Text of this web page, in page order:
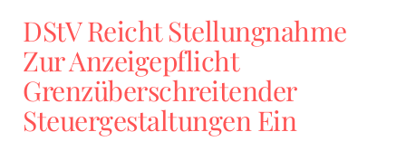
DStV Reicht Stellungnahme
Zur Anzeigepflicht
Grenzüberschreitender
Steuergestaltungen Ein